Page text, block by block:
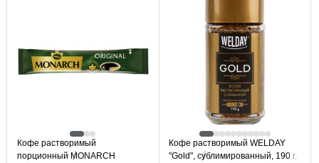
Кофе растворимый
порционный MONARCH
Кофе растворимый WELDAY
"Gold", сублимированный, 190 г,